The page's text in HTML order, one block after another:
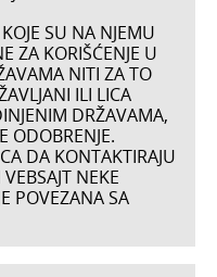
SU NA NJEMU
ZA KORIŠĆENJE U
NITI ZA TO
ILI LICA
DRŽAVAMA,
ODOBRENJE.
DA KONTAKTIRAJU
NEKE
POVEZANA SA